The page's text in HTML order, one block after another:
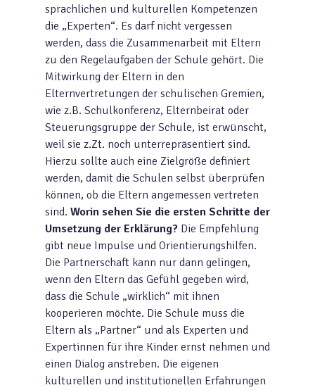
sprachlichen und kulturellen Kompetenzen
die „Experten“. Es darf nicht vergessen
werden, dass die Zusammenarbeit mit Eltern
zu den Regelaufgaben der Schule gehört. Die
Mitwirkung der Eltern in den
Elternvertretungen der schulischen Gremien,
wie z.B. Schulkonferenz, Elternbeirat oder
Steuerungsgruppe der Schule, ist erwünscht,
weil sie z.Zt. noch unterrepräsentiert sind.
Hierzu sollte auch eine Zielgröße definiert
werden, damit die Schulen selbst überprüfen
können, ob die Eltern angemessen vertreten
sind. Worin sehen Sie die ersten Schritte der
Umsetzung der Erklärung? Die Empfehlung
gibt neue Impulse und Orientierungshilfen.
Die Partnerschaft kann nur dann gelingen,
wenn den Eltern das Gefühl gegeben wird,
dass die Schule „wirklich“ mit ihnen
kooperieren möchte. Die Schule muss die
Eltern als „Partner“ und als Experten und
Expertinnen für ihre Kinder ernst nehmen und
einen Dialog anstreben. Die eigenen
kulturellen und institutionellen Erfahrungen